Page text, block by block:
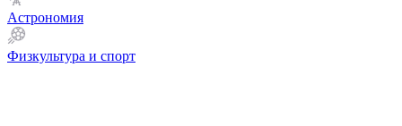
Астрономия
Физкультура и спорт